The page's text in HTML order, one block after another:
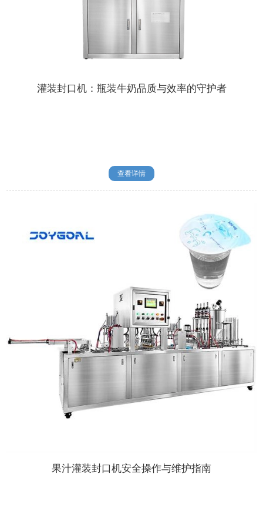
灌装封口机：瓶装牛奶品质与效率的守护者
查看详情
果汁灌装封口机安全操作与维护指南